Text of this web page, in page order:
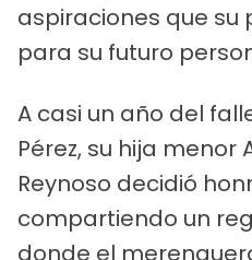
aspiraciones que
para su futuro
A casi un año del
Pérez, su hija menor
Reynoso decidió
compartiendo un
donde el